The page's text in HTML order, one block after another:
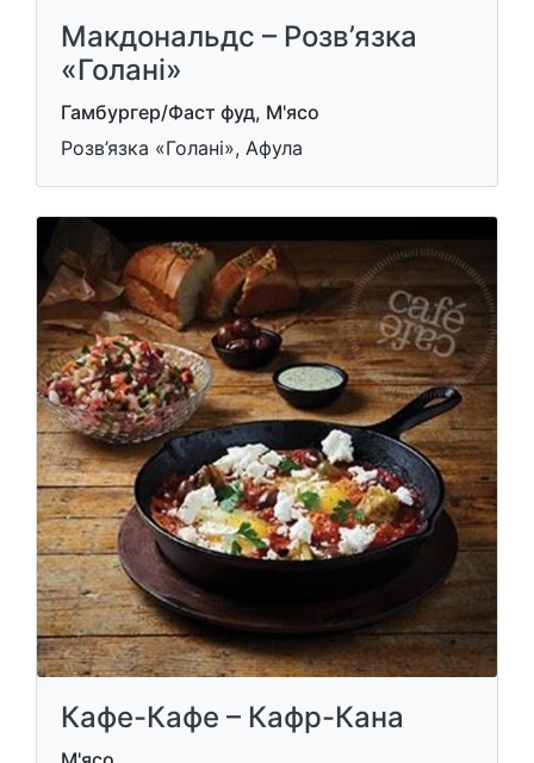
Макдональдс – Розв’язка
«Голані»
Гамбургер/Фаст фуд, М'ясо
Розв’язка «Голані», Афула
Кафе-Кафе – Кафр-Кана